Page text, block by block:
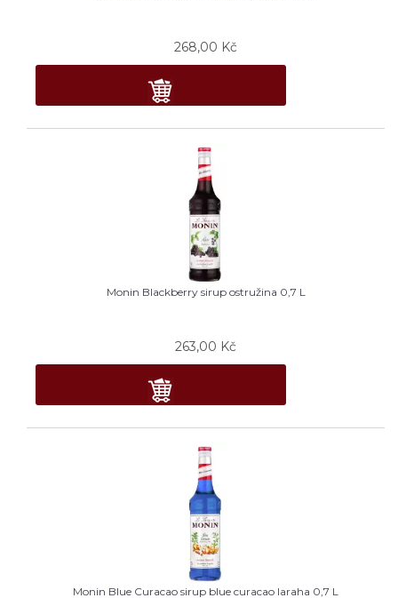
268,00 Kč
Monin Blackberry sirup ostružina 0,7 L
263,00 Kč
Monin Blue Curacao sirup blue curacao laraha 0,7 L